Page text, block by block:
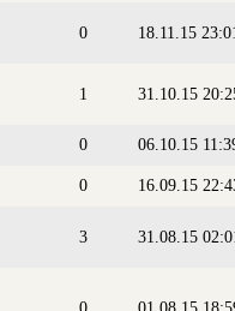
0 18.11.15
1 31.10.15
0
06.10.15
0
16.09.15
3 31.08.15